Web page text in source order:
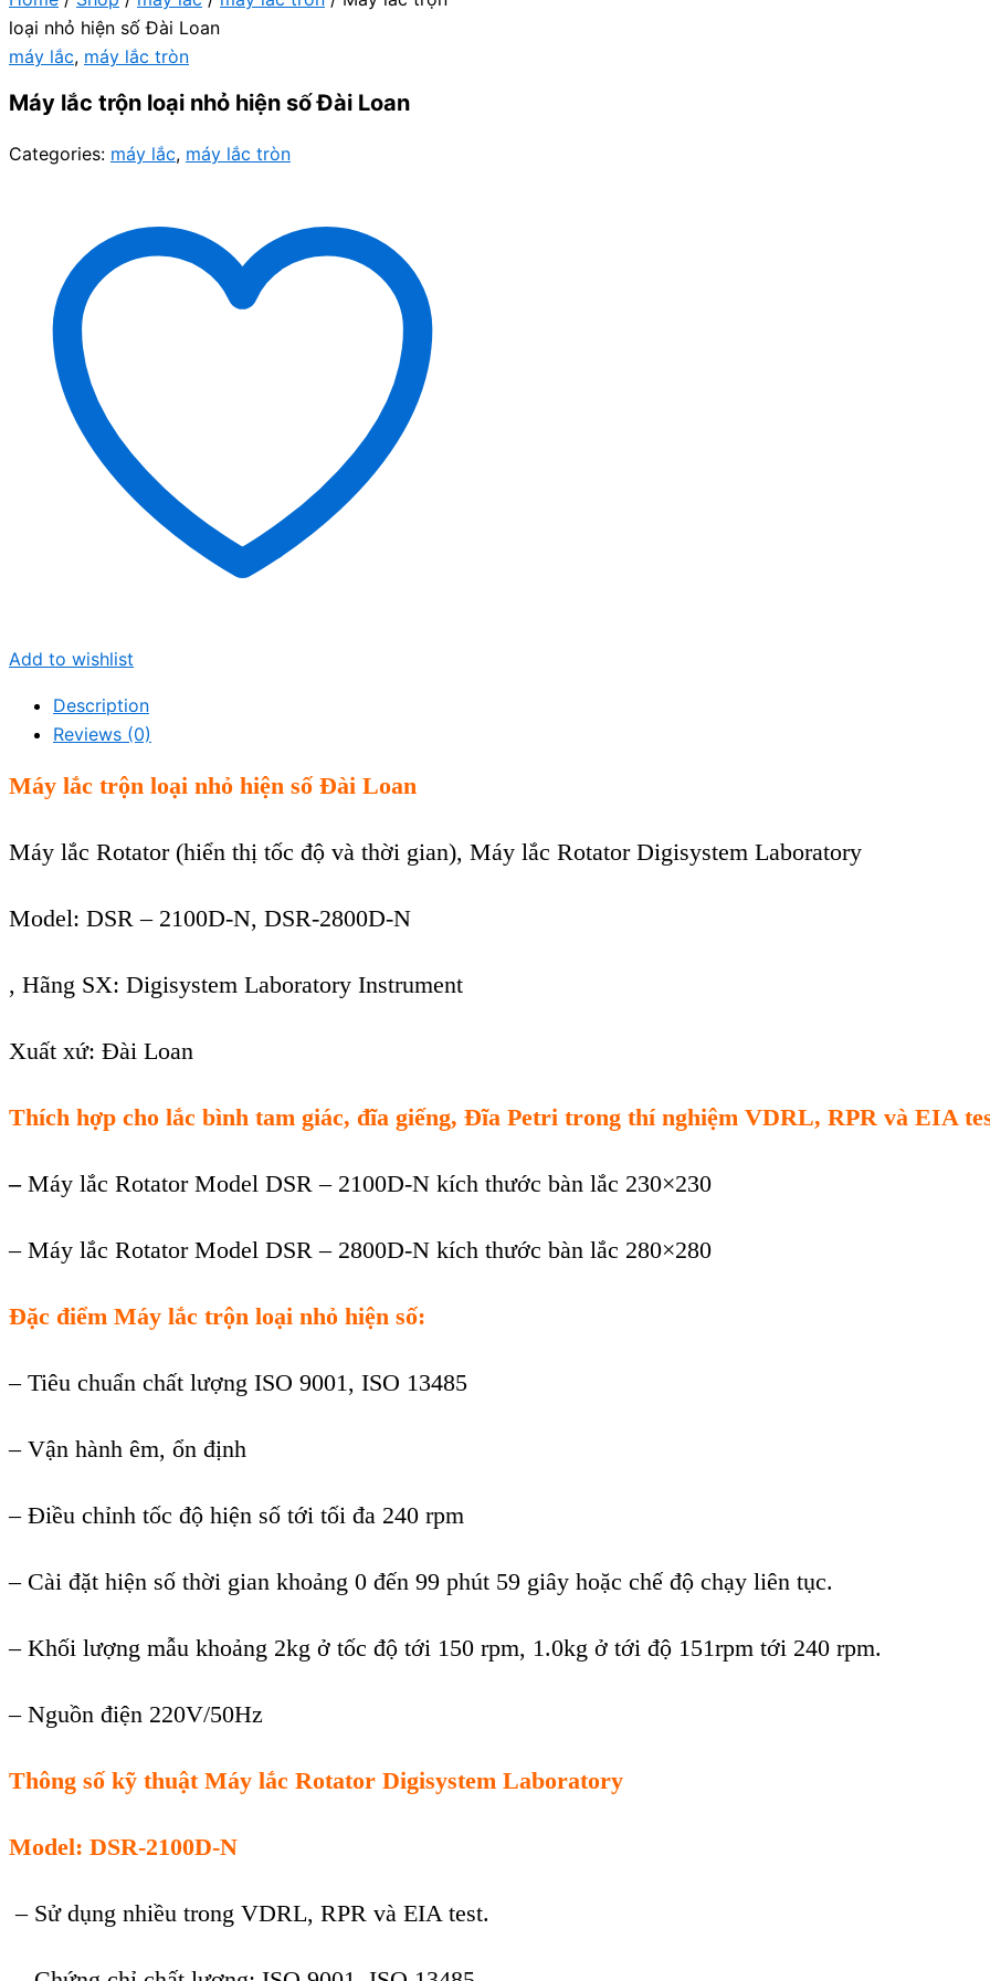
loại nhỏ hiện số Đài Loan
máy lắc, máy lắc tròn
Máy lắc trộn loại nhỏ hiện số Đài Loan
Categories: máy lắc, máy lắc tròn
Add to wishlist
Description
Reviews (0)
Máy lắc trộn loại nhỏ hiện số Đài Loan
Máy lắc Rotator (hiển thị tốc độ và thời gian), Máy lắc Rotator Digisystem Laboratory
Model: DSR – 2100D-N, DSR-2800D-N
, Hãng SX: Digisystem Laboratory Instrument
Xuất xứ: Đài Loan
Thích hợp cho lắc bình tam giác, đĩa giếng, Đĩa Petri trong thí nghiệm VDRL, RPR và EIA
– Máy lắc Rotator Model DSR – 2100D-N kích thước bàn lắc 230×230
– Máy lắc Rotator Model DSR – 2800D-N kích thước bàn lắc 280×280
Đặc điểm Máy lắc trộn loại nhỏ hiện số:
– Tiêu chuẩn chất lượng ISO 9001, ISO 13485
– Vận hành êm, ổn định
– Điều chỉnh tốc độ hiện số tới tối đa 240 rpm
– Cài đặt hiện số thời gian khoảng 0 đến 99 phút 59 giây hoặc chế độ chạy liên tục.
– Khối lượng mẫu khoảng 2kg ở tốc độ tới 150 rpm, 1.0kg ở tới độ 151rpm tới 240 rpm.
– Nguồn điện 220V/50Hz
Thông số kỹ thuật Máy lắc Rotator Digisystem Laboratory
Model: DSR-2100D-N
– Sử dụng nhiều trong VDRL, RPR và EIA test.